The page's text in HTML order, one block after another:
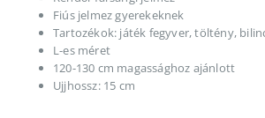
Fiús jelmez gyerekeknek
Tartozékok: játék fegyver, töltény,
L-es méret
120-130 cm magassághoz ajánlott
Ujjhossz: 15 cm